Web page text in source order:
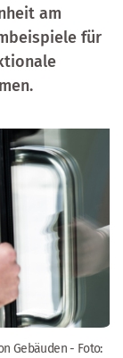
am
für
Gebäuden - Foto: